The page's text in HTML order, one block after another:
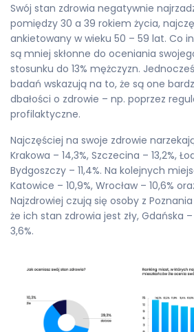
Swój stan zdrowia negatywnie
pomiędzy 30 a 39 rokiem życia,
ankietowany w wieku 50 – 59 lat. Co
są mniej skłonne do oceniania
stosunku do 13% mężczyzn.
badań wskazują na to, że są one
dbałości o zdrowie – np. poprzez
profilaktyczne.
Najczęściej na swoje zdrowie
Krakowa – 14,3%, Szczecina – 13,2%,
Bydgoszczy – 11,4%. Na kolejnych
Katowice – 10,9%, Wrocław – 10,6%
Najzdrowiej czują się osoby z
że ich stan zdrowia jest zły, Gdańska
3,6%.